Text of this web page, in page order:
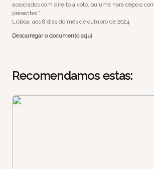
associados com direito a voto, ou uma hora depois
presentes''.
Lisboa, aos 8 dias do mês de outubro de 2024
Descarregar o documento aqui
Recomendamos estas: